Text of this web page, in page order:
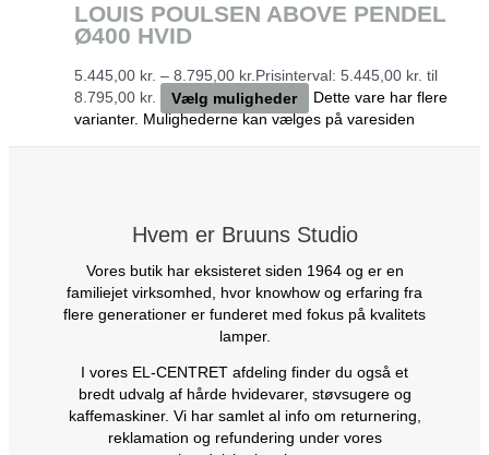
LOUIS POULSEN ABOVE PENDEL
Ø400 HVID
5.445,00 kr. – 8.795,00 kr. Prisinterval: 5.445,00 kr. til
8.795,00 kr.
Vælg muligheder
Dette vare har flere
varianter. Mulighederne kan vælges på varesiden
Hvem er Bruuns Studio
Vores butik har eksisteret siden 1964 og er en
familiejet virksomhed, hvor knowhow og erfaring fra
flere generationer er funderet med fokus på kvalitets
lamper.
I vores EL-CENTRET afdeling finder du også et
bredt udvalg af hårde hvidevarer, støvsugere og
kaffemaskiner. Vi har samlet al info om returnering,
reklamation og refundering under vores